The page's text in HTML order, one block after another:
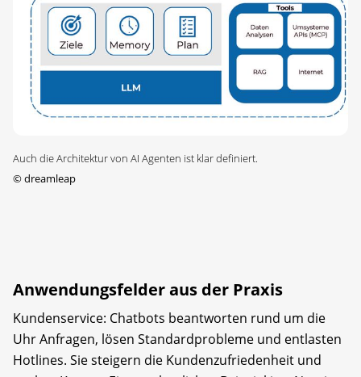
Auch die Architektur von AI Agenten ist klar definiert.
©dreamleap
Anwendungsfelder aus der Praxis
Kundenservice: Chatbots beantworten rund um die
Uhr Anfragen, lösen Standardprobleme und entlasten
Hotlines. Sie steigern die Kundenzufriedenheit und